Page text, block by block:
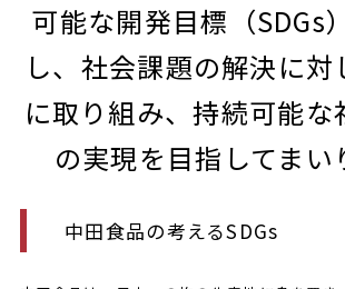
可能な開発目標（SDGs
し、社会課題の解決に対
に取り組み、持続可能な
の実現を目指してまい
中田食品の考えるSDGs